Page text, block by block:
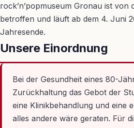
rock’n’popmuseum Gronau ist von
betroffen und läuft ab dem 4. Juni
Jahresende.
Unsere Einordnung
Bei der Gesundheit eines 80-
Zurückhaltung das Gebot der
eine Klinikbehandlung und eine
alles andere wäre geraten. Für